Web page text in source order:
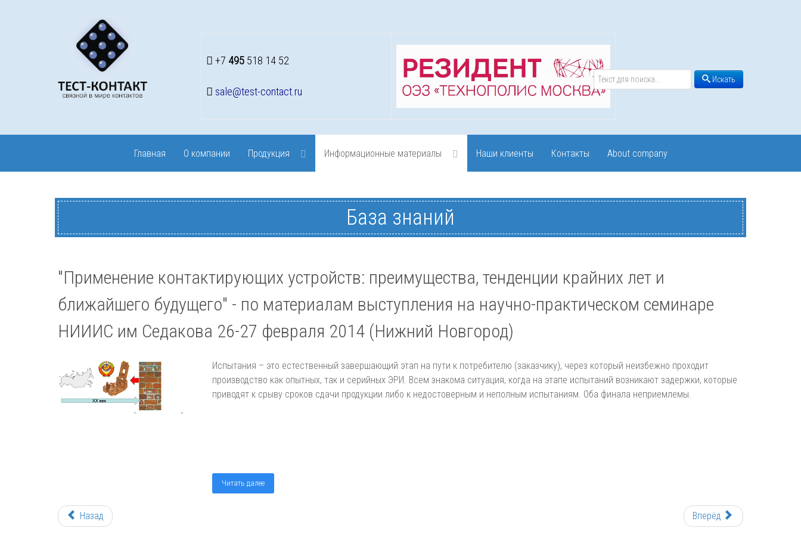
+7 495 518 14 52
sale@test-contact.ru
Поиск... Искать
Главная О компании Продукция Информационные материалы Наши клиенты Контакты About company
База знаний
"Применение контактирующих устройств: преимущества, тенденции крайних лет и
ближайшего будущего" - по материалам выступления на научно-практическом семинаре
НИИИС им Седакова 26-27 февраля 2014 (Нижний Новгород)
Испытания – это естественный завершающий этап на пути к потребителю (заказчику), через который неизбежно проходит
производство как опытных, так и серийных ЭРИ. Всем знакома ситуация, когда на этапе испытаний возникают задержки, которые
приводят к срыву сроков сдачи продукции либо к недостоверным и неполным испытаниям. Оба финала неприемлемы.
Читать далее
Назад Вперёд